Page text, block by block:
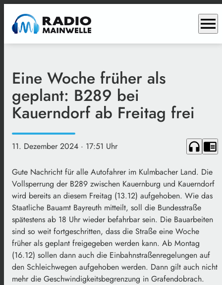
menu
Eine Woche früher als
geplant: B289 bei
Kauerndorf ab Freitag frei
11. Dezember 2024 · 17:51 Uhr headphones chrome_reader_mode
Gute Nachricht für alle Autofahrer im Kulmbacher Land. Die
Vollsperrung der B289 zwischen Kauernburg und Kauerndorf
wird bereits an diesem Freitag (13.12) aufgehoben. Wie das
Staatliche Bauamt Bayreuth mitteilt, soll die Bundesstraße
spätestens ab 18 Uhr wieder befahrbar sein. Die Bauarbeiten
sind so weit fortgeschritten, dass die Straße eine Woche
früher als geplant freigegeben werden kann. Ab Montag
(16.12) sollen dann auch die Einbahnstraßenregelungen auf
den Schleichwegen aufgehoben werden. Dann gilt auch nicht
mehr die Geschwindigkeitsbegrenzung in Grafendobrach.